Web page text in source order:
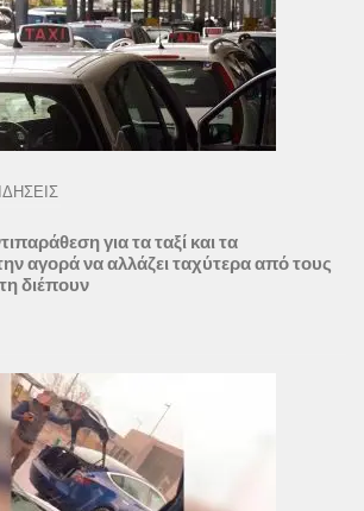
για τα ταξί και τα
αγορά να αλλάζει ταχύτερα από τους
διέπουν